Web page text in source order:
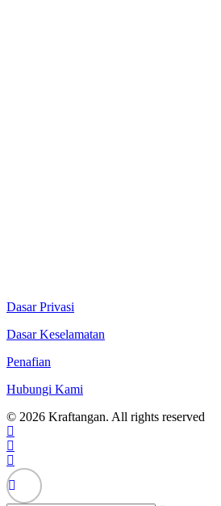
Dasar Privasi
Dasar Keselamatan
Penafian
Hubungi Kami
© 2026 Kraftangan. All rights reserved